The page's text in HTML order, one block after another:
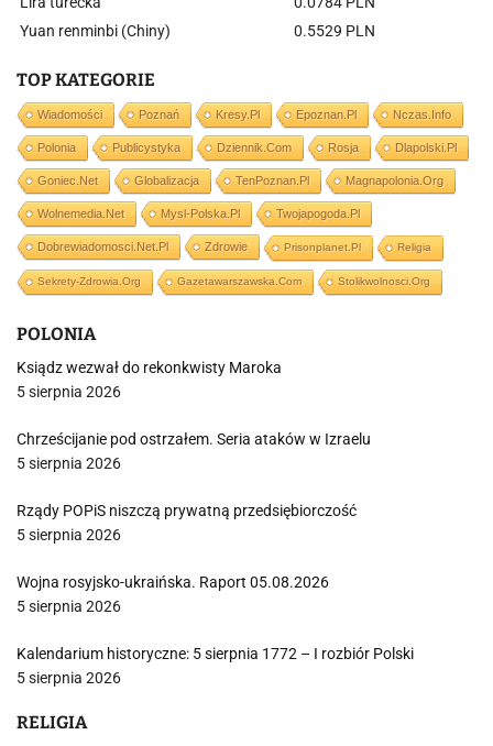
Yuan renminbi (Chiny)
0.5529 PLN
TOP KATEGORIE
Wiadomości Poznań Kresy.pl Epoznan.pl Nczas.info
Polonia Publicystyka Dziennik.com Rosja Dlapolski.pl
Goniec.net Globalizacja TenPoznan.pl Magnapolonia.org
Wolnemedia.net Mysl-Polska.pl Twojapogoda.pl
Dobrewiadomosci.net.pl Zdrowie Prisonplanet.pl Religia
Sekrety-Zdrowia.org Gazetawarszawska.com Stolikwolnosci.org
POLONIA
Ksiądz wezwał do rekonkwisty Maroka
5 sierpnia 2026
Chrześcijanie pod ostrzałem. Seria ataków w Izraelu
5 sierpnia 2026
Rządy POPiS niszczą prywatną przedsiębiorczość
5 sierpnia 2026
Wojna rosyjsko-ukraińska. Raport 05.08.2026
5 sierpnia 2026
Kalendarium historyczne: 5 sierpnia 1772 – I rozbiór Polski
5 sierpnia 2026
RELIGIA